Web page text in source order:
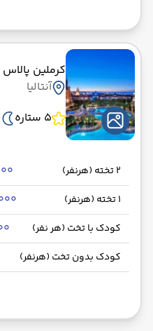
کرملین پالاس
آنتالیا
5 ستاره
2 تخته (هرنفر)
1 تخته (هرنفر)
کودک با تخت (هر نفر)
کودک بدون تخت (هرنفر)